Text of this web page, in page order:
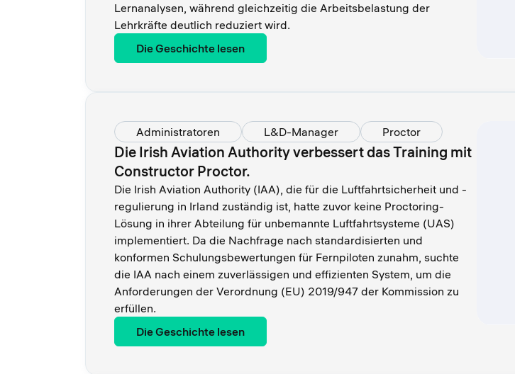
Lernanalysen, während gleichzeitig die Arbeitsbelastung der
Lehrkräfte deutlich reduziert wird.
Die Geschichte lesen
Administratoren L&D-Manager Proctor
Die Irish Aviation Authority verbessert das Training mit
Constructor Proctor.
Die Irish Aviation Authority (IAA), die für die Luftfahrtsicherheit und -
regulierung in Irland zuständig ist, hatte zuvor keine Proctoring-
Lösung in ihrer Abteilung für unbemannte Luftfahrtsysteme (UAS)
implementiert. Da die Nachfrage nach standardisierten und
konformen Schulungsbewertungen für Fernpiloten zunahm, suchte
die IAA nach einem zuverlässigen und effizienten System, um die
Anforderungen der Verordnung (EU) 2019/947 der Kommission zu
erfüllen.
Die Geschichte lesen